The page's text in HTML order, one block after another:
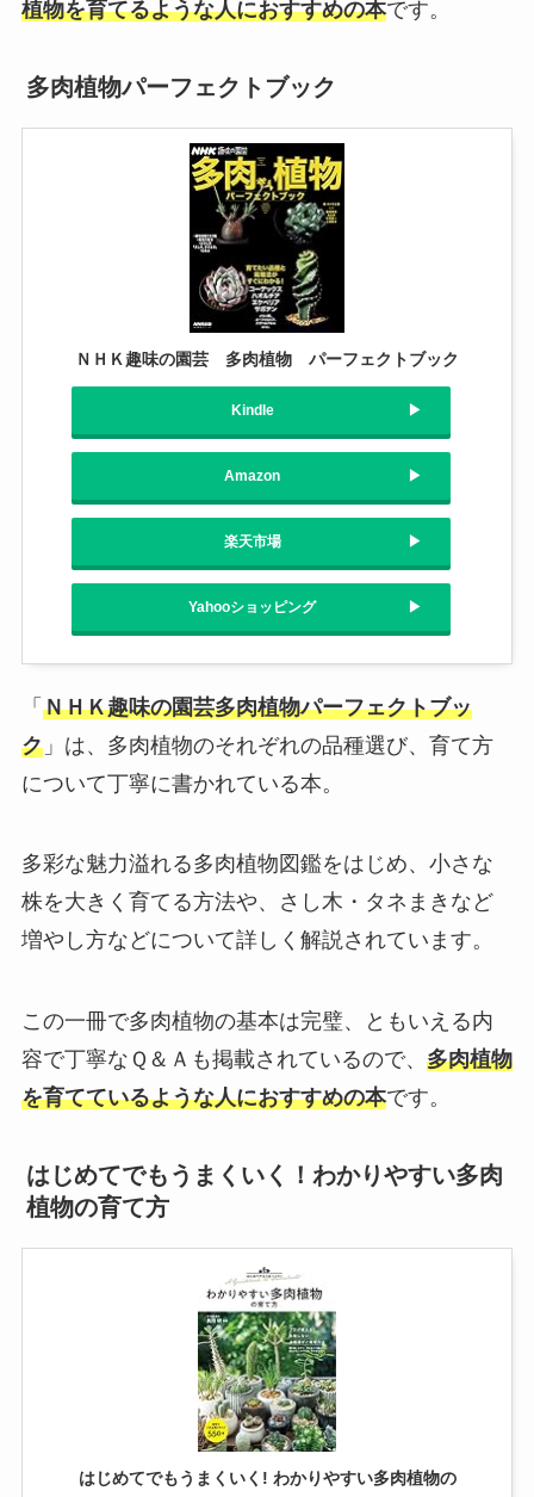
植物を育てるような人におすすめの本です。
多肉植物パーフェクトブック
ＮＨＫ趣味の園芸 多肉植物 パーフェクトブック
Kindle
Amazon
楽天市場
Yahooショッピング
「 ＮＨＫ趣味の園芸多肉植物パーフェクトブッ
ク」は、多肉植物のそれぞれの品種選び、育て方
について丁寧に書かれている本。
多彩な魅力溢れる多肉植物図鑑をはじめ、小さな
株を大きく育てる方法や、さし木・タネまきなど
増やし方などについて詳しく解説されています。
この一冊で多肉植物の基本は完璧、ともいえる内
容で丁寧なＱ＆Ａも掲載されているので、 多肉植物
を育てているような人におすすめの本です。
はじめてでもうまくいく！わかりやすい多肉
植物の育て方
はじめてでもうまくいく! わかりやすい多肉植物の